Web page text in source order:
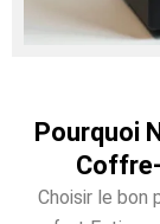
Pourquoi
Choisir le bon